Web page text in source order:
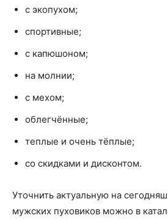
с экопухом;
спортивные;
с капюшоном;
на молнии;
с мехом;
облегчённые;
теплые и очень тёплые;
со скидками и дисконтом.
Уточнить актуальную на
мужских пуховиков можно в